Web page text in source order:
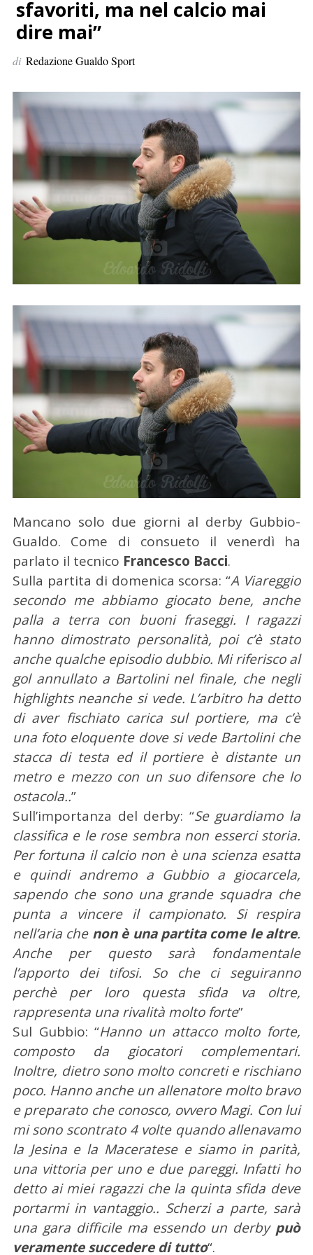
e
r
:
sfavoriti, ma nel calcio mai
dire mai”
di Redazione Gualdo Sport
Mancano solo due giorni al derby Gubbio-
Gualdo. Come di consueto il venerdì ha
parlato il tecnico Francesco Bacci.
Sulla partita di domenica scorsa: “A Viareggio
secondo me abbiamo giocato bene, anche
palla a terra con buoni fraseggi. I ragazzi
hanno dimostrato personalità, poi c’è stato
anche qualche episodio dubbio. Mi riferisco al
gol annullato a Bartolini nel finale, che negli
highlights neanche si vede. L’arbitro ha detto
di aver fischiato carica sul portiere, ma c’è
una foto eloquente dove si vede Bartolini che
stacca di testa ed il portiere è distante un
metro e mezzo con un suo difensore che lo
ostacola..”
Sull’importanza del derby: “Se guardiamo la
classifica e le rose sembra non esserci storia.
Per fortuna il calcio non è una scienza esatta
e quindi andremo a Gubbio a giocarcela,
sapendo che sono una grande squadra che
punta a vincere il campionato. Si respira
nell’aria che non è una partita come le altre.
Anche per questo sarà fondamentale
l’apporto dei tifosi. So che ci seguiranno
perchè per loro questa sfida va oltre,
rappresenta una rivalità molto forte”
Sul Gubbio: “Hanno un attacco molto forte,
composto da giocatori complementari.
Inoltre, dietro sono molto concreti e rischiano
poco. Hanno anche un allenatore molto bravo
e preparato che conosco, ovvero Magi. Con lui
mi sono scontrato 4 volte quando allenavamo
la Jesina e la Maceratese e siamo in parità,
una vittoria per uno e due pareggi. Infatti ho
detto ai miei ragazzi che la quinta sfida deve
portarmi in vantaggio.. Scherzi a parte, sarà
una gara difficile ma essendo un derby può
veramente succedere di tutto“.
C
e